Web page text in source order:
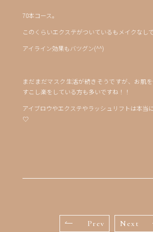
70本コース。
このくらいエクステがついているもメイクなし
アイライン効果もバツグン(^^)
まだまだマスク生活が続きそうですが、お肌
すこし楽をしている方も多いですね！！
アイブロウやエクステやラッシュリフトは本
♡
Prev Next